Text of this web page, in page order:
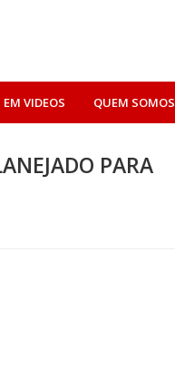
VIDEOS QUEM SOMOS
PARA